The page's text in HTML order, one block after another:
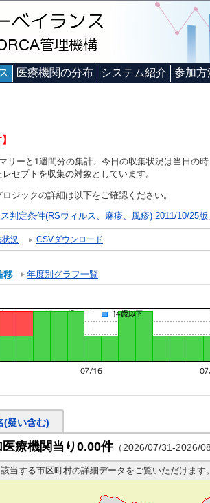
医療機関の分布 システム紹介 参加方
リーと1週間分の集計、今日の収集状況は当日の
セプトを収集の対象としています。
ジックの詳細は以下をご確認ください。
判定条件(RSウィルス、麻疹、風疹) 2011/10/25版
状況 CSVダウンロード
移 年度別グラフ一覧
(疑い含む)
医療機関当り0.00件（2026/07/31-2026/
当する市区町村の詳細データをご覧いただけます。